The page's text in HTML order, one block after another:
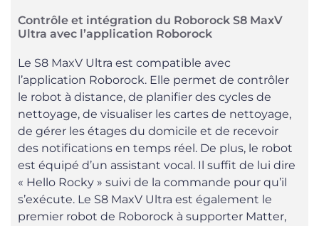
Contrôle et intégration du Roborock S8 MaxV
Ultra avec l’application Roborock
Le S8 MaxV Ultra est compatible avec
l’application Roborock. Elle permet de contrôler
le robot à distance, de planifier des cycles de
nettoyage, de visualiser les cartes de nettoyage,
de gérer les étages du domicile et de recevoir
des notifications en temps réel. De plus, le robot
est équipé d’un assistant vocal. Il suffit de lui dire
« Hello Rocky » suivi de la commande pour qu’il
s’exécute. Le S8 MaxV Ultra est également le
premier robot de Roborock à supporter Matter,